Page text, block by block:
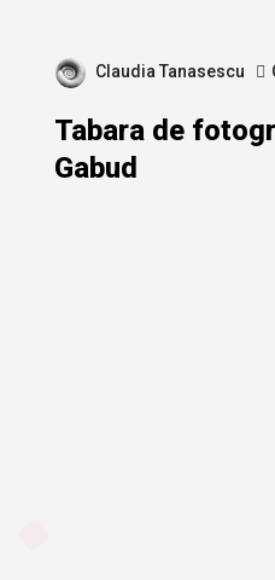
Claudia Tanasescu
Tabara de
Gabud